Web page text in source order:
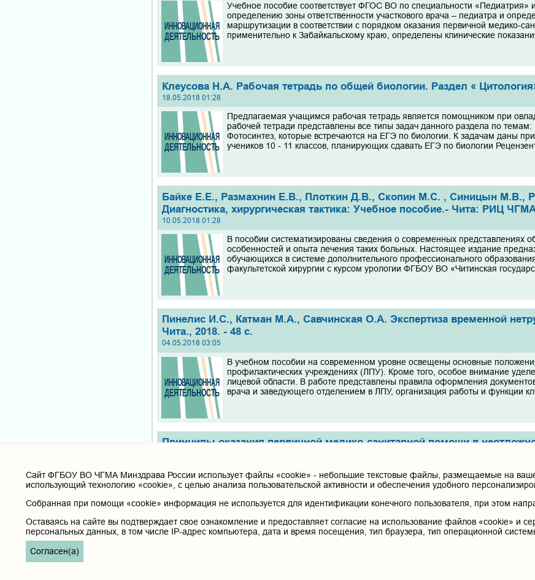
Учебное пособие соответствует ФГОС ВО по специальности
определению зоны ответственности участкового врача – педиатра и
маршрутизации в соответствии с порядком оказания первичной медико-
применительно к Забайкальскому краю, определены клинические
Клеусова Н.А. Рабочая тетрадь по общей биологии. Раздел «
18.05.2018 01:28
Предлагаемая учащимся рабочая тетрадь является помощником при
рабочей тетради представлены все типы задач данного раздела по
Фотосинтез, которые встречаются на ЕГЭ по биологии. К задачам даны
учеников 10 - 11 классов, планирующих сдавать ЕГЭ по биологии
Байке Е.Е., Размахнин Е.В., Плоткин Д.В., Скопин М.С. , Синицын М.В.,
Диагностика, хирургическая тактика: Учебное пособие.- Чита: РИЦ
10.05.2018 01:28
В пособии систематизированы сведения о современных представлениях
особенностей и опыта лечения таких больных. Настоящее издание
обучающихся в системе дополнительного профессионального
факультетской хирургии с курсом урологии ФГБОУ ВО «Читинская
Пинелис И.С., Катман М.А., Савчинская О.А. Экспертиза временной
Чита., 2018. - 48 с.
04.05.2018 03:05
В учебном пособии на современном уровне освещены основные
профи­лактических учреждениях (ЛПУ). Кроме того, особое внимание
лицевой области. В работе представлены правила оформления
врача и заведующего отделением в ЛПУ, организация работы и функции
Принципы оказания первичной медико-санитарной помощи в
Учебное пособие составлено для оказания помощи студентам лечебного
позволит быстрее и качественнее овладевать не только вопросами
терапевтич...
Cайт ФГБОУ ВО ЧГМА Минздрава России использует файлы «cookie» - небольшие текстовые файлы, размещаемые на
использующий технологию «cookie», с целью анализа пользовательской активности и обеспечения удобного
Собранная при помощи «cookie» информация не используется для идентификации конечного пользователя, при этом
Оставаясь на сайте вы подтверждает свое ознакомление и предоставляет согласие на использование файлов «cookie» и
персональных данных, в том числе IP-адрес компьютера, дата и время посещения, тип браузера, тип операционной
Согласен(а)